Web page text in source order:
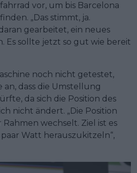
vor, um bis Barcelona
„Das stimmt, ja.
gearbeitet, ein neues
Es sollte jetzt so gut wie bereit
noch nicht getestet,
dass die Umstellung
da sich die Position des
nicht ändert. „Die Position
wechselt. Ziel ist es
Watt herauszukitzeln“,